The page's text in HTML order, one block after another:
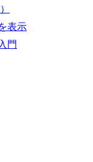
表示
門